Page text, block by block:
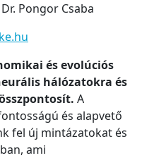
Pongor Csaba
és evolúciós
hálózatokra és
A
és alapvető
fel új mintázatokat és
ami